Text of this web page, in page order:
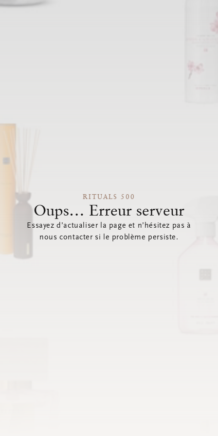
RITUALS 500
Oups… Erreur serveur
Essayez d’actualiser la page et n’hésitez pas à
nous contacter si le problème persiste.